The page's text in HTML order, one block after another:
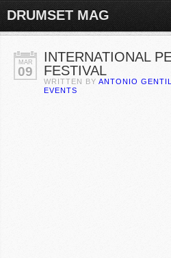
DRUMSET MAG
MAR
09
INTERNATIONAL
FESTIVAL
WRITTEN BY ANTONIO
EVENTS